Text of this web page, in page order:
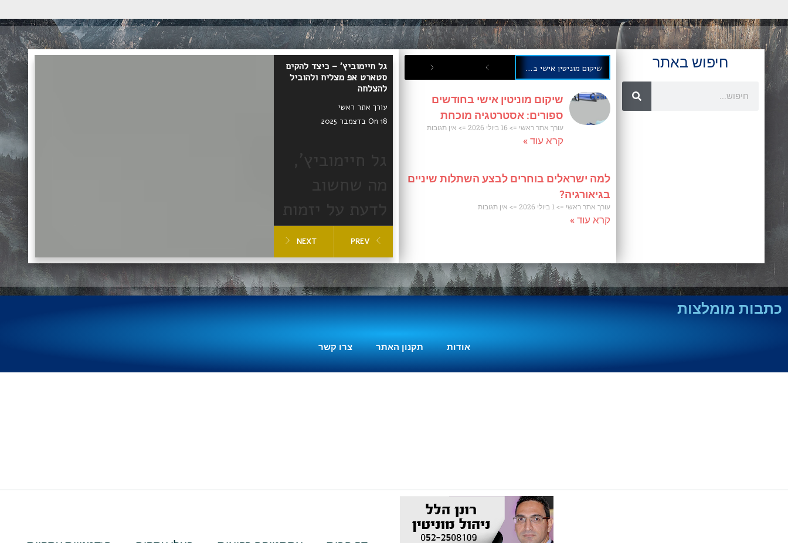
חיפוש באתר שיקום מוניטין אישי בחודשים ספורים: אסטרטגיה מוכחת
שיקום מוניטין אישי בחודשים
ספורים: אסטרטגיה מוכחת
עורך אתר ראשי 16 ביולי 2026 אין תגובות
קרא עוד »
למה ישראלים בוחרים לבצע השתלות שיניים
בגיאורגיה?
עורך אתר ראשי 1 ביולי 2026 אין תגובות
קרא עוד »
גל חיימוביץ' – כיצד להקים
סטארט אפ מצליח ולהוביל
להצלחה
עורך אתר ראשי
On 18 בדצמבר 2025
גל חיימוביץ',
מה שחשוב
לדעת על יזמות
וסטארטאפים
מצליחים
הקמת סטארט אפ מצליח
דורשת זיהוי צורך אמיתי
בשוק, בניית צוות חזק
ומשלים, פיתוח מוצר
(MVP), גיבוש
אסטרטגיה עסקית ברורה
בעולם היזמות המודרני,
PREV
NEXT
כתבות מומלצות
אודות תקנון האתר צרו קשר